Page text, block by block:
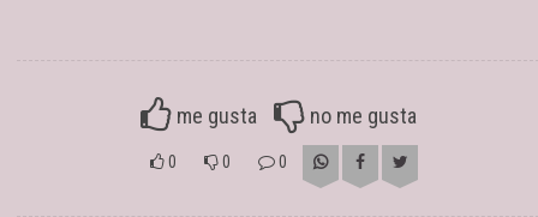
me gusta no me gusta
0 0 0